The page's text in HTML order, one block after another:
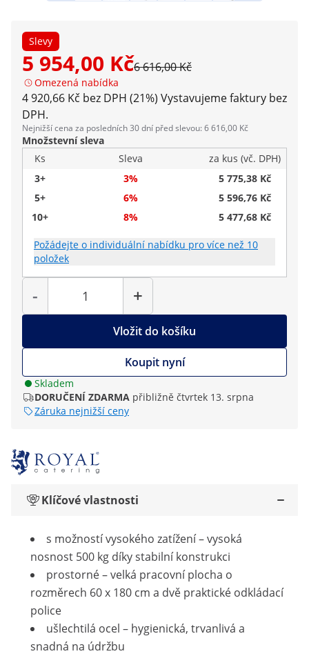
Slevy
5 954,00 Kč6 616,00 Kč
Omezená nabídka
4 920,66 Kč bez DPH (21%) Vystavujeme faktury bez
DPH.
Nejnižší cena za posledních 30 dní před slevou: 6 616,00 Kč
Množstevní sleva
Ks
Sleva
za kus (vč. DPH)
3+
3%
5 775,38 Kč
5+
6%
5 596,76 Kč
10+
8% 5 477,68 Kč
Požádejte o individuální nabídku pro více než 10
položek
-
Počet
+
Vložit do košíku
Koupit nyní
Skladem
DORUČENÍ ZDARMA přibližně čtvrtek 13. srpna
Záruka nejnižší ceny
Klíčové vlastnosti
s možností vysokého zatížení – vysoká
nosnost 500 kg díky stabilní konstrukci
prostorné – velká pracovní plocha o
rozměrech 60 x 180 cm a dvě praktické odkládací
police
ušlechtilá ocel – hygienická, trvanlivá a
snadná na údržbu